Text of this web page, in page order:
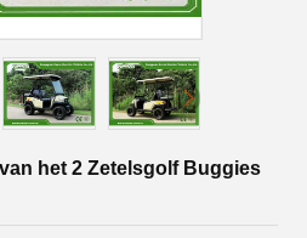
het 2 Zetelsgolf Buggies